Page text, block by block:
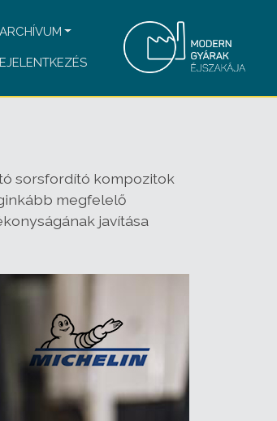
ARCHÍVUM
sorsfordító kompozitok
megfelelő
javítása